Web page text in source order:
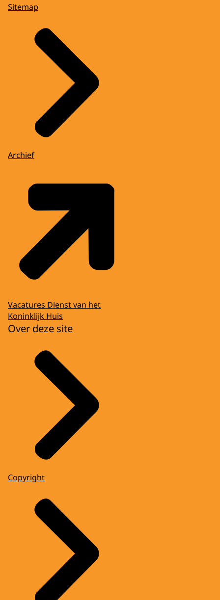
Sitemap
Archief
Vacatures Dienst van het
Koninklijk Huis
Over deze site
Copyright